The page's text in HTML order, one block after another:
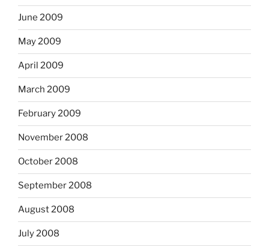
June 2009
May 2009
April 2009
March 2009
February 2009
November 2008
October 2008
September 2008
August 2008
July 2008